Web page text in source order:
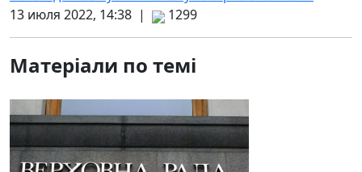
13 июля 2022, 14:38 |
1299
Матеріали по темі